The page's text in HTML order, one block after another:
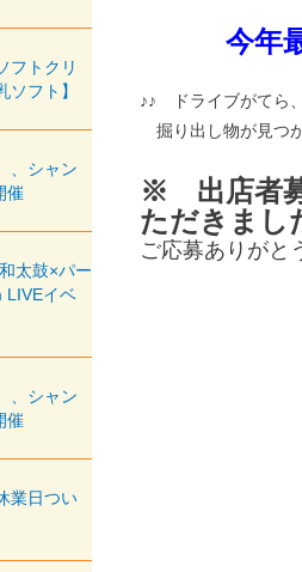
今年最後
♪♪ ドライブがてら
掘り出し物が見
※ 出店者募
ただきまし
ご応募ありがと
フトクリ
ソフト】
、シャン
催
太鼓×パー
LIVEイベ
、シャン
催
業日つい